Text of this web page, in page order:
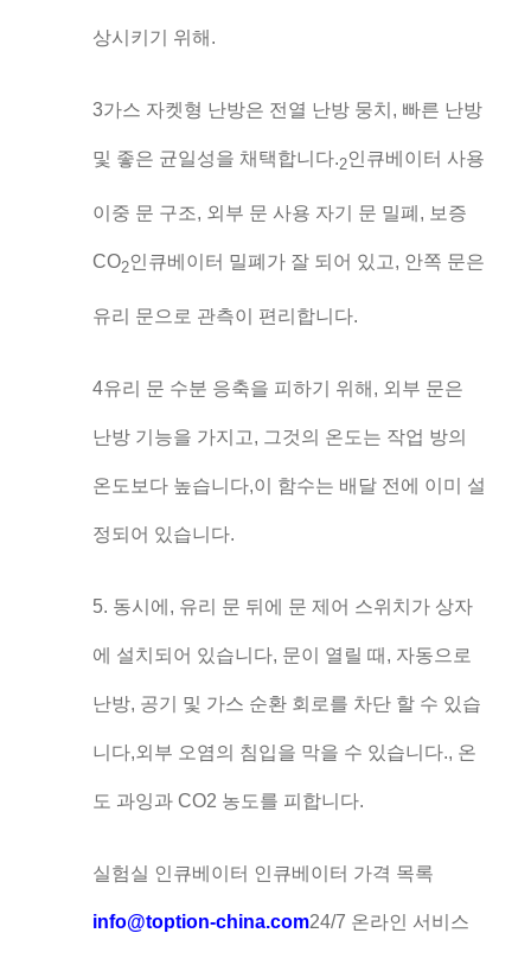
상시키기 위해.
3가스 자켓형 난방은 전열 난방 뭉치, 빠른 난방
및 좋은 균일성을 채택합니다.2인큐베이터 사용
이중 문 구조, 외부 문 사용 자기 문 밀폐, 보증
CO2인큐베이터 밀폐가 잘 되어 있고, 안쪽 문은
유리 문으로 관측이 편리합니다.
4유리 문 수분 응축을 피하기 위해, 외부 문은
난방 기능을 가지고, 그것의 온도는 작업 방의
온도보다 높습니다,이 함수는 배달 전에 이미 설
정되어 있습니다.
5. 동시에, 유리 문 뒤에 문 제어 스위치가 상자
에 설치되어 있습니다, 문이 열릴 때, 자동으로
난방, 공기 및 가스 순환 회로를 차단 할 수 있습
니다,외부 오염의 침입을 막을 수 있습니다., 온
도 과잉과 CO2 농도를 피합니다.
실험실 인큐베이터 인큐베이터 가격 목록
info@toption-china.com24/7 온라인 서비스